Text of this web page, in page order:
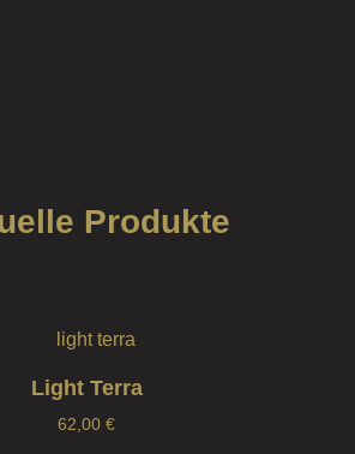
Produkte
Light Terra
62,00 €